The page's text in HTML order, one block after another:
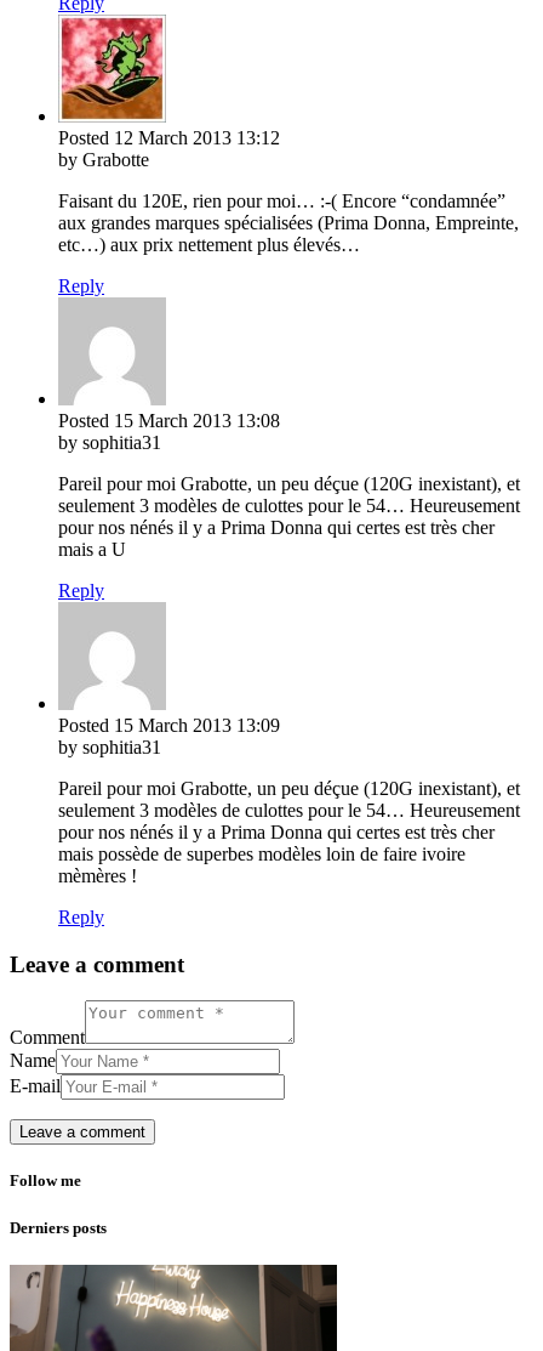
Posted 12 March 2013 13:12
by Grabotte
Faisant du 120E, rien pour moi… :-( Encore “condamnée”
aux grandes marques spécialisées (Prima Donna, Empreinte,
etc…) aux prix nettement plus élevés…
Reply
Posted 15 March 2013 13:08
by sophitia31
Pareil pour moi Grabotte, un peu déçue (120G inexistant), et
seulement 3 modèles de culottes pour le 54… Heureusement
pour nos nénés il y a Prima Donna qui certes est très cher
mais a U
Reply
Posted 15 March 2013 13:09
by sophitia31
Pareil pour moi Grabotte, un peu déçue (120G inexistant), et
seulement 3 modèles de culottes pour le 54… Heureusement
pour nos nénés il y a Prima Donna qui certes est très cher
mais possède de superbes modèles loin de faire ivoire
mèmères !
Reply
Leave a comment
Comment
Name
E-mail
Follow me
Derniers posts